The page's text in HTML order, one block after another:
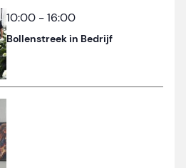
10:00 -16:00
Bollenstreek in Bedrijf